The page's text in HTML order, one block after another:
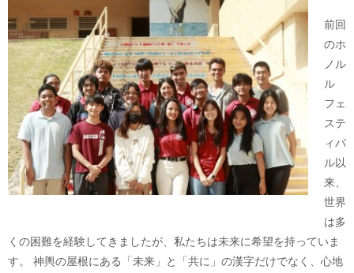
前回
のホ
ノル
ル
フェ
ステ
ィバ
ル以
来、
世界
は多
くの困難を経験してきましたが、私たちは未来に希望を持っていま
す。 神輿の屋根にある「未来」と「共に」の漢字だけでなく、心地